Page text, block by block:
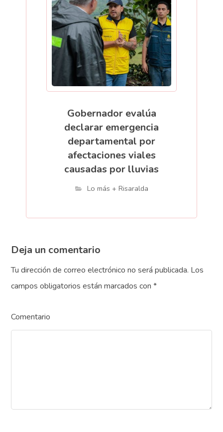
Gobernador evalúa
declarar emergencia
departamental por
afectaciones viales
causadas por lluvias
Lo más + Risaralda
Deja un comentario
Tu dirección de correo electrónico no será publicada. Los
campos obligatorios están marcados con*
Comentario